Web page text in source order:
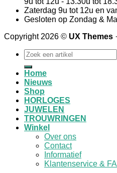
Zaterdag 9u tot 12u en
Gesloten op Zondag &
Copyright 2026 © UX Themes
Zoeken
naar:
Home
Nieuws
Shop
HORLOGES
JUWELEN
TROUWRINGEN
Winkel
Over ons
Contact
Informatief
Klantenservice &